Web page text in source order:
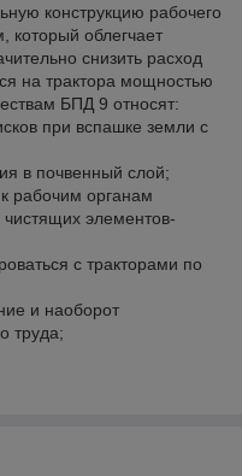
конструкцию рабочего
который облегчает
снизить расход
на трактора мощностью
БПД 9 относят:
при вспашке земли с
в почвенный слой;
рабочим органам
элементов-
с тракторами по
и наоборот
труда;